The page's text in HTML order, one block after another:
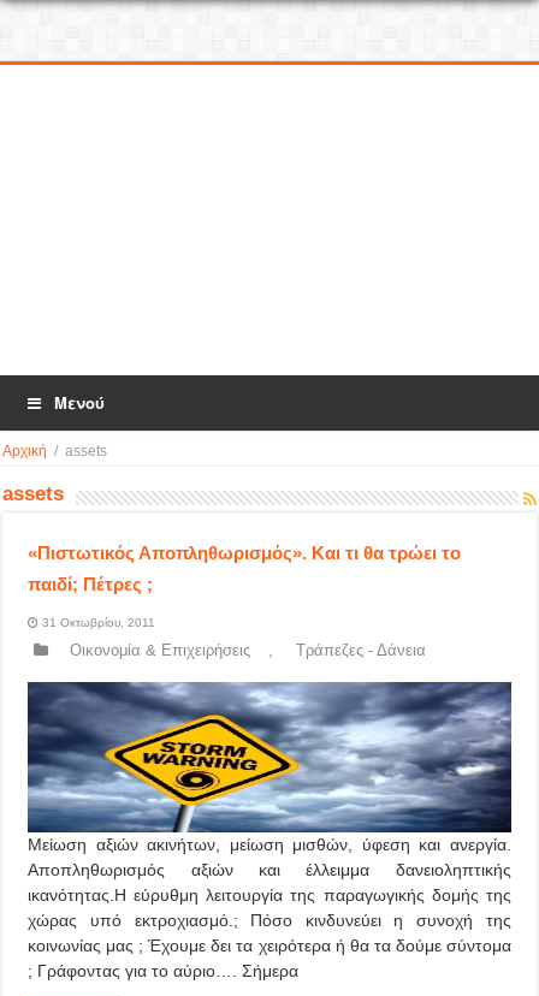
Μενού
Αρχική / assets
assets
«Πιστωτικός Αποπληθωρισμός». Και τι θα τρώει το
παιδί; Πέτρες ;
31 Οκτωβρίου, 2011
Οικονομία & Επιχειρήσεις , Τράπεζες - Δάνεια
Μείωση αξιών ακινήτων, μείωση μισθών, ύφεση και ανεργία.
Αποπληθωρισμός αξιών και έλλειμμα δανειοληπτικής
ικανότητας.Η εύρυθμη λειτουργία της παραγωγικής δομής της
χώρας υπό εκτροχιασμό.; Πόσο κινδυνεύει η συνοχή της
κοινωνίας μας ; Έχουμε δει τα χειρότερα ή θα τα δούμε σύντομα
; Γράφοντας για το αύριο…. Σήμερα